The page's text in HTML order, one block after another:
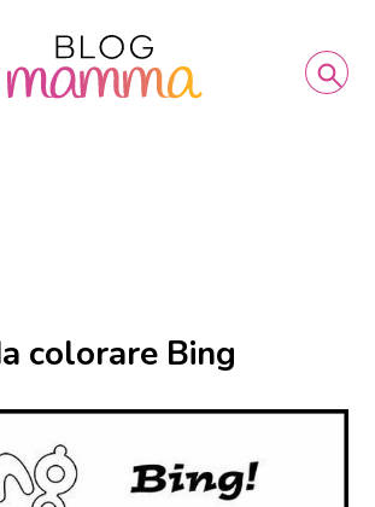
colorare Bing